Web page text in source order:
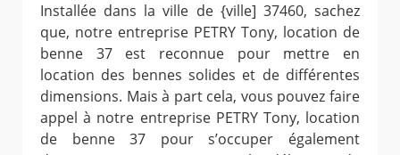
Installée dans la ville de {ville] 37460, sachez
que, notre entreprise PETRY Tony, location de
benne 37 est reconnue pour mettre en
location des bennes solides et de différentes
dimensions. Mais à part cela, vous pouvez faire
appel à notre entreprise PETRY Tony, location
de benne 37 pour s’occuper également